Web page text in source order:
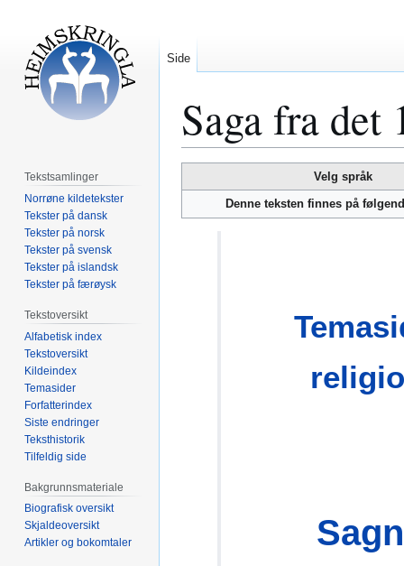
Saga fra det
til
navigering
til
Velg språk
Denne teksten finnes på
Side
Tekstsamlinger
Norrøne kildetekster
Tekster på dansk
Tekster på norsk
Tekster på svensk
Tekster på islandsk
Tekster på færøysk
Tekstoversikt
Alfabetisk index
Tekstoversikt
Kildeindex
Temasider
Forfatterindex
Siste endringer
Teksthistorik
Tilfeldig side
Bakgrunnsmateriale
Biografisk oversikt
Skjaldeoversikt
Artikler og bokomtaler